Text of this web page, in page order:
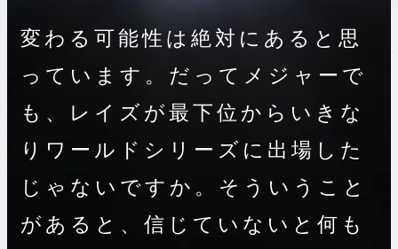
変わる可能性は絶対にあると思
っています。だってメジャーで
も、レイズが最下位からいきな
りワールドシリーズに出場した
じゃないですか。そういうこと
があると、信じていないと何も